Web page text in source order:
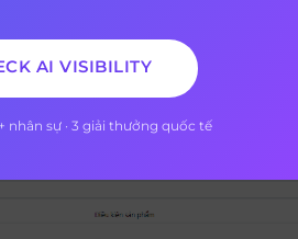
nhóm sản phẩm, bấm tạo
phẩm, mô tả nhóm sản phẩm.
> 160 ký tự.
tả cho nhóm sản phẩm.
AI VISIBILITY
nhân sự · 3 giải thưởng quốc tế